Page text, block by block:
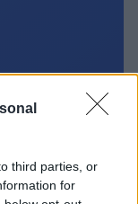
third parties, or
for